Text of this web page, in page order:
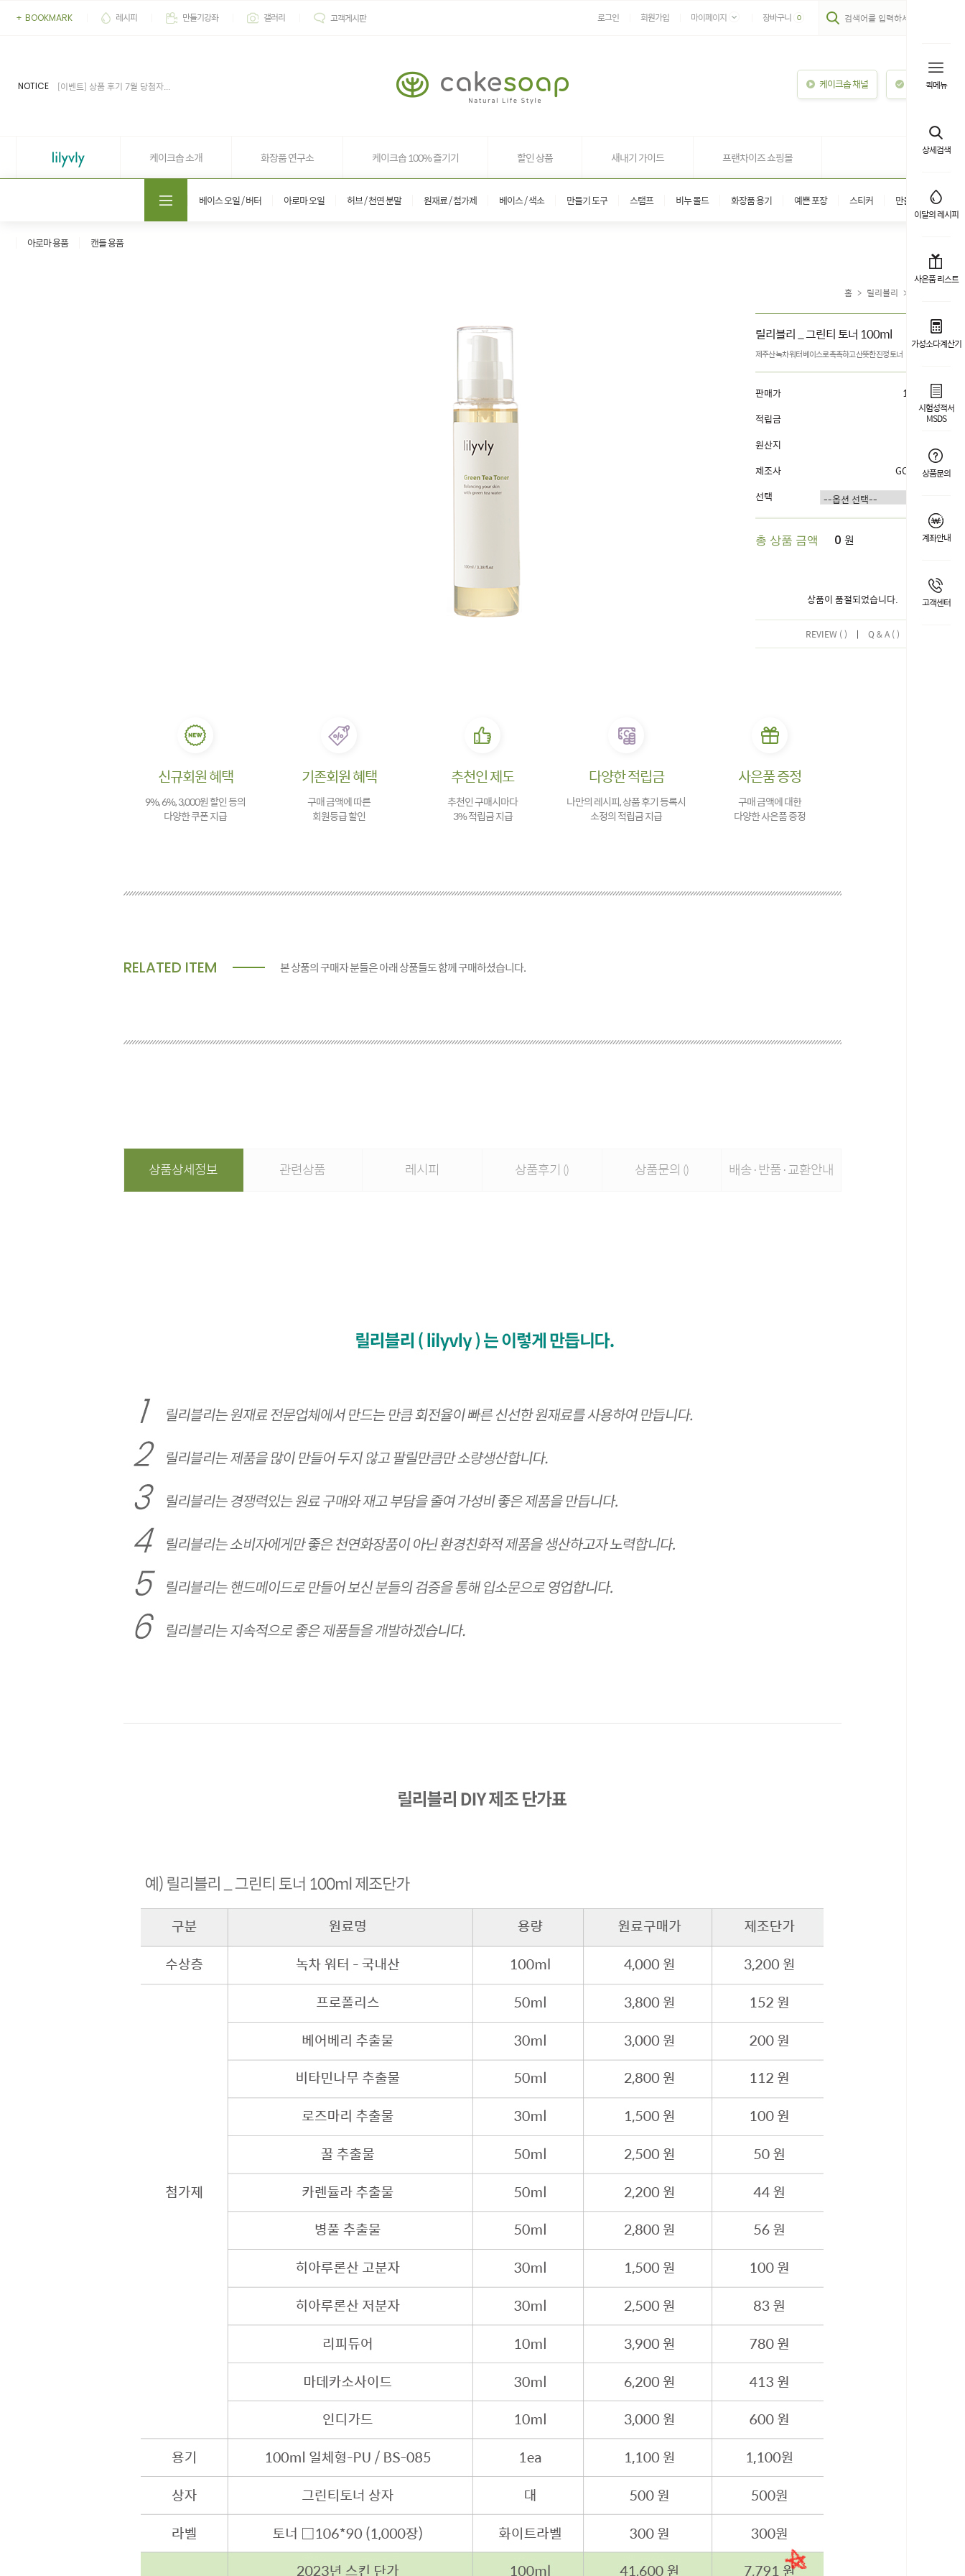
퀵메뉴
상세검색
이달의 레시피
사은품 리스트
가성소다계산기
시험성적서
MSDS
상품문의
계좌안내
고객센터
+ BOOKMARK 레시피 만들기강좌 갤러리 고객게시판 로그인 회원가입 마이페이지 장바구니 0
NOTICE
[이벤트] 상품 후기 7월 당첨자...
케이크솝 채널 이용안내
케이크솝 소개 화장품 연구소 케이크솝 100% 즐기기 할인 상품 새내기 가이드 프랜차이즈 쇼핑몰
베이스 오일 / 버터 아로마 오일 허브 / 천연 분말 원재료 / 첨가제 베이스 / 색소 만들기 도구 스탬프 비누 몰드 화장품 용기 예쁜 포장 스티커 만들기 키트
아로마 용품 캔들 용품
신규회원 혜택
9%, 6%, 3,000원 할인 등의
다양한 쿠폰 지급
기존회원 혜택
구매 금액에 따른
회원등급 할인
추천인 제도
추천인 구매시마다
3% 적립금 지급
다양한 적립금
나만의 레시피, 상품 후기 등록시
소정의 적립금 지급
사은품 증정
구매 금액에 대한
다양한 사은품 증정
RELATED ITEM 본 상품의 구매자 분들은 아래 상품들도 함께 구매하셨습니다.
상품상세정보 관련상품 레시피 상품후기 () 상품문의 () 배송·반품·교환안내
홈 > 릴리블리 >
릴리블리 _ 그린티 토너 100ml
제주산 녹차 워터 베이스로 촉촉하고 산뜻한 진정 토너
판매가
13,000원
적립금
1%
원산지
제조사
GOOWORL
선택
총 상품 금액 0 원
상품이 품절되었습니다.
REVIEW ( ) | Q & A ( )